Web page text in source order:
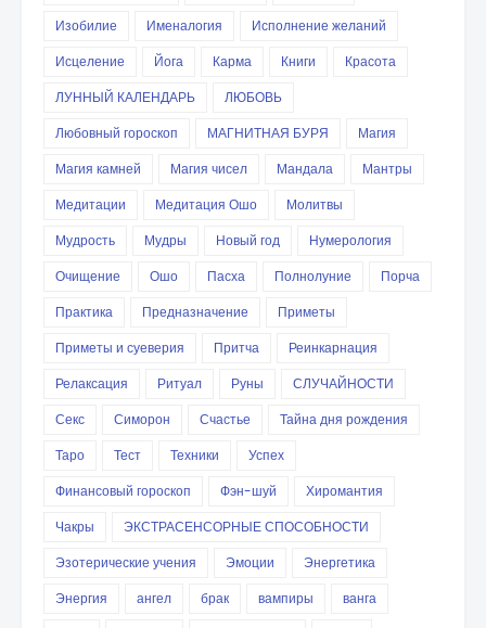
Изобилие
Именалогия
Исполнение желаний
Исцеление
Йога Карма Книги
Красота
ЛУННЫЙ КАЛЕНДАРЬ
ЛЮБОВЬ
Любовный гороскоп
МАГНИТНАЯ БУРЯ
Магия
Магия камней
Магия чисел Мандала
Мантры
Медитации
Медитация Ошо
Молитвы
Мудрость
Мудры Новый год
Нумерология
Очищение
Ошо Пасха Полнолуние
Порча
Практика
Предназначение
Приметы
Приметы и суеверия
Притча
Реинкарнация
Релаксация
Ритуал Руны
СЛУЧАЙНОСТИ
Секс
Симорон Счастье
Тайна дня рождения
Таро
Тест Техники
Успех
Финансовый гороскоп
Фэн-шуй
Хиромантия
Чакры
ЭКСТРАСЕНСОРНЫЕ СПОСОБНОСТИ
Эзотерические учения
Эмоции
Энергетика
Энергия
ангел брак вампиры
ванга